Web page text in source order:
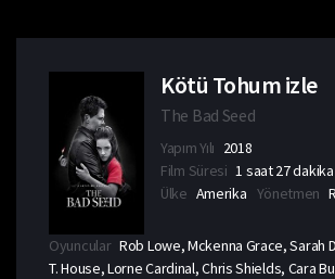
Kötü Tohum izle
The Bad Seed
Yapım Yılı 2018
Film Süresi 1 saat 27 dakika
Ülke Amerika Yönetmen
Oyuncular Rob Lowe, Mckenna Grace, Sarah
T. House, Lorne Cardinal, Chris Shields, Cara